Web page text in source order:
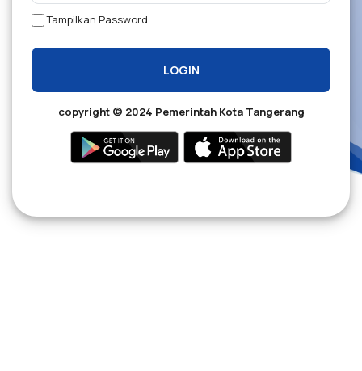
Tampilkan Password
LOGIN
copyright © 2024 Pemerintah Kota Tangerang